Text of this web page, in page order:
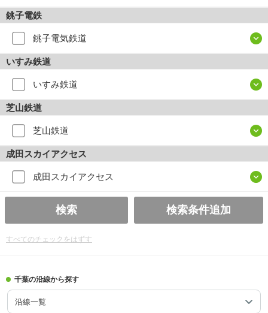
銚子電鉄
銚子電気鉄道
いすみ鉄道
いすみ鉄道
芝山鉄道
芝山鉄道
成田スカイアクセス
成田スカイアクセス
検索 検索条件追加
すべてのチェックをはずす
千葉の沿線から探す
沿線一覧